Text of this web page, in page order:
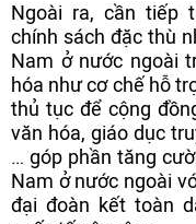
Ngoài ra, cần tiếp
chính sách đặc thù
Nam ở nước ngoài
hóa như cơ chế hỗ
thủ tục để cộng
văn hóa, giáo dục
… góp phần tăng
Nam ở nước ngoài
đại đoàn kết toàn